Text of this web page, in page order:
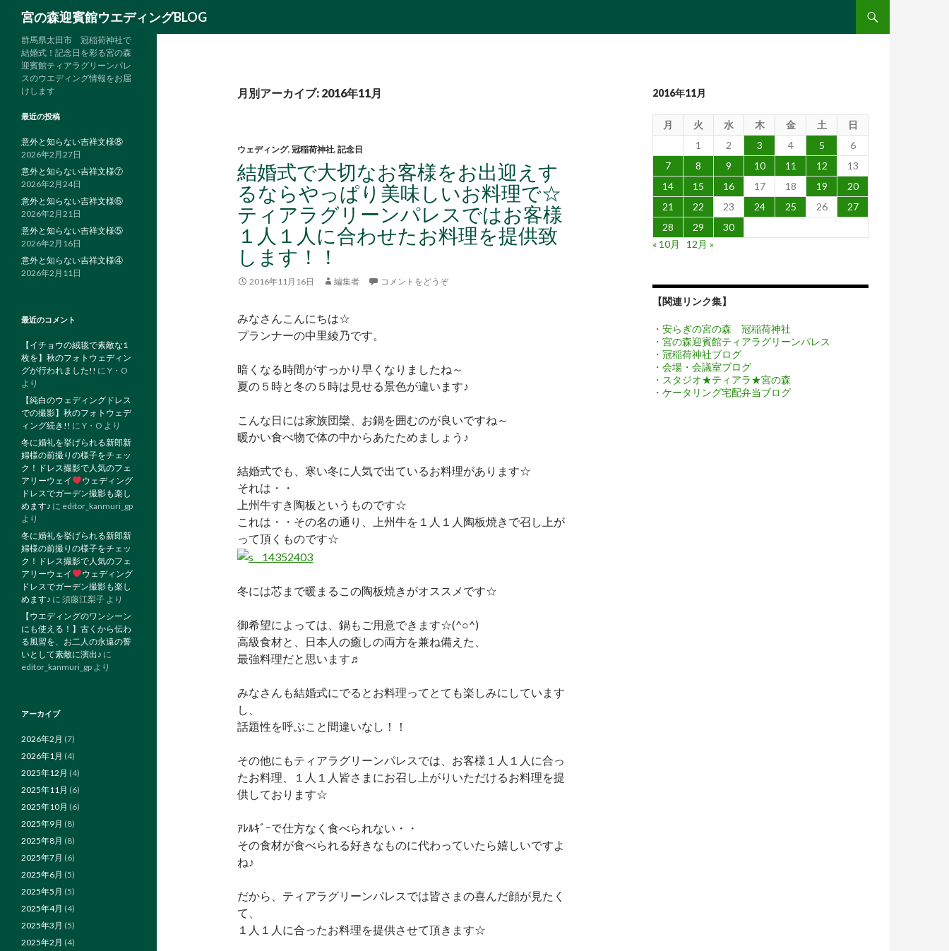
宮の森迎賓館ウエディングBLOG
月別アーカイブ: 2016年11月
ウェディング, 冠稲荷神社, 記念日
結婚式で大切なお客様をお出迎えす
るならやっぱり美味しいお料理で☆
ティアラグリーンパレスではお客様
１人１人に合わせたお料理を提供致
します！！
2016年11月16日 編集者 コメントをどうぞ
みなさんこんにちは☆
プランナーの中里綾乃です。
暗くなる時間がすっかり早くなりましたね～
夏の５時と冬の５時は見せる景色が違います♪
こんな日には家族団欒、お鍋を囲むのが良いですね～
暖かい食べ物で体の中からあたためましょう♪
結婚式でも、寒い冬に人気で出ているお料理があります☆
それは・・
上州牛すき陶板というものです☆
これは・・その名の通り、上州牛を１人１人陶板焼きで召し上が
って頂くものです☆
冬には芯まで暖まるこの陶板焼きがオススメです☆
御希望によっては、鍋もご用意できます☆(^○^)
高級食材と、日本人の癒しの両方を兼ね備えた、
最強料理だと思います♬
みなさんも結婚式にでるとお料理ってとても楽しみにしています
し、
話題性を呼ぶこと間違いなし！！
その他にもティアラグリーンパレスでは、お客様１人１人に合っ
たお料理、１人１人皆さまにお召し上がりいただけるお料理を提
供しております☆
ｱﾚﾙｷﾞｰで仕方なく食べられない・・
その食材が食べられる好きなものに代わっていたら嬉しいですよ
ね♪
だから、ティアラグリーンパレスでは皆さまの喜んだ顔が見たく
て、
１人１人に合ったお料理を提供させて頂きます☆
2016年11月
月 火 水 木 金 土
日
1
2 3 4 5
6
7
8 9 10 11 12
13
14
15 16 17 18 19
20
21
22 23 24 25 26
27
28
29
30
« 10月
12月 »
【関連リンク集】
・安らぎの宮の森 冠稲荷神社
・宮の森迎賓館ティアラグリーンパレス
・冠稲荷神社ブログ
・会場・会議室ブログ
・スタジオ★ティアラ★宮の森
・ケータリング宅配弁当ブログ
群馬県太田市 冠稲荷神社で
結婚式！記念日を彩る宮の森
迎賓館ティアラグリーンパレ
スのウエディング情報をお届
けします
最近の投稿
意外と知らない吉祥文様⑧
2026年2月27日
意外と知らない吉祥文様⑦
2026年2月24日
意外と知らない吉祥文様⑥
2026年2月21日
意外と知らない吉祥文様⑤
2026年2月16日
意外と知らない吉祥文様④
2026年2月11日
最近のコメント
【イチョウの絨毯で素敵な1
枚を】秋のフォトウェディン
グが行われました!! に Y・O
より
【純白のウェディングドレス
での撮影】秋のフォトウェデ
ィング続き!! に Y・O より
冬に婚礼を挙げられる新郎新
婦様の前撮りの様子をチェッ
ク！ドレス撮影で人気のフェ
アリーウェイ
ウェディング
ドレスでガーデン撮影も楽し
めます♪ に editor_kanmuri_gp
より
冬に婚礼を挙げられる新郎新
婦様の前撮りの様子をチェッ
ク！ドレス撮影で人気のフェ
アリーウェイ
ウェディング
ドレスでガーデン撮影も楽し
めます♪ に 須藤江梨子 より
【ウエディングのワンシーン
にも使える！】古くから伝わ
る風習を、お二人の永遠の誓
いとして素敵に演出♪ に
editor_kanmuri_gp より
アーカイブ
2026年2月 (7)
2026年1月 (4)
2025年12月 (4)
2025年11月 (6)
2025年10月 (6)
2025年9月 (8)
2025年8月 (8)
2025年7月 (6)
2025年6月 (5)
2025年5月 (5)
2025年4月 (4)
2025年3月 (5)
2025年2月 (4)